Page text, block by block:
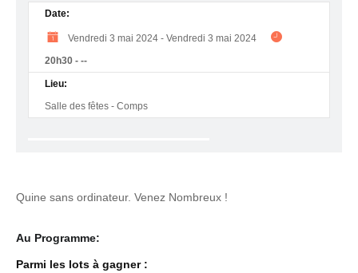
Date:
Vendredi 3 mai 2024 - Vendredi 3 mai 2024
20h30 - --
Lieu:
Salle des fêtes - Comps
Quine sans ordinateur. Venez Nombreux !
Au Programme:
Parmi les lots à gagner :